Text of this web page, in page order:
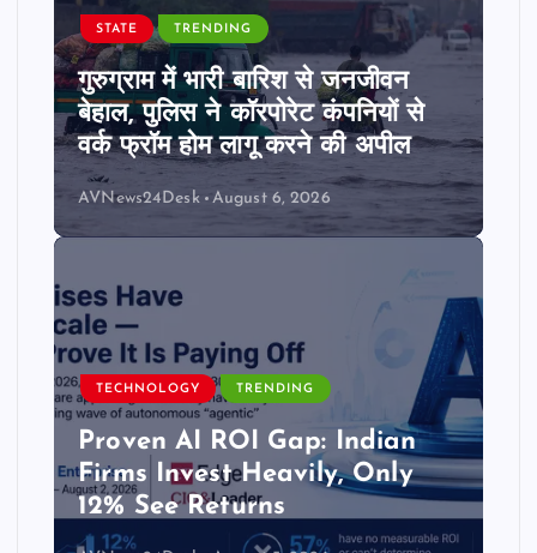
STATE TRENDING
गुरुग्राम में भारी बारिश से जनजीवन
बेहाल, पुलिस ने कॉरपोरेट कंपनियों से
वर्क फ्रॉम होम लागू करने की अपील
AVNews24Desk August 6, 2026
TECHNOLOGY TRENDING
Proven AI ROI Gap: Indian
Firms Invest Heavily, Only
12% See Returns